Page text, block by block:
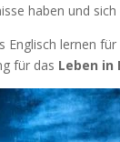
haben und
Englisch lernen
für das Leben in